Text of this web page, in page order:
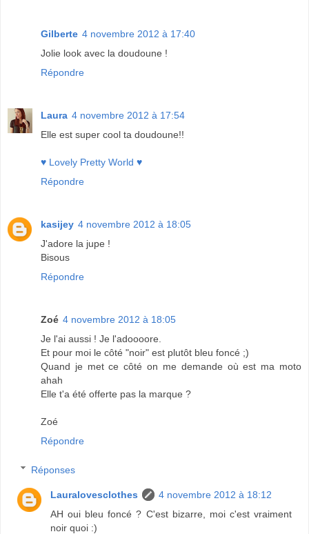
Gilberte 4 novembre 2012 à 17:40
Jolie look avec la doudoune !
Répondre
Laura 4 novembre 2012 à 17:54
Elle est super cool ta doudoune!!
♥ Lovely Pretty World ♥
Répondre
kasijey 4 novembre 2012 à 18:05
J'adore la jupe !
Bisous
Répondre
Zoé 4 novembre 2012 à 18:05
Je l'ai aussi ! Je l'adoooore.
Et pour moi le côté "noir" est plutôt bleu foncé ;)
Quand je met ce côté on me demande où est ma moto
ahah
Elle t'a été offerte pas la marque ?
Zoé
Répondre
Réponses
Lauralovesclothes
4 novembre 2012 à 18:12
AH oui bleu foncé ? C'est bizarre, moi c'est vraiment
noir quoi :)